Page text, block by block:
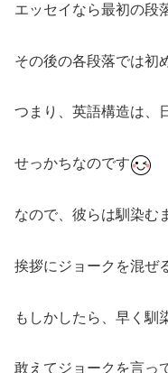
エッセイなら最初の段
その後の各段落では初
つまり、英語構造は、
せっかちなのです
なので、彼らは馴染む
挨拶にジョークを混ぜ
もしかしたら、早く馴
敢えてジョークを言っ